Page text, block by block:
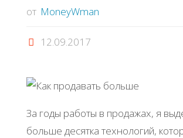
от MoneyWman
12.09.2017
За годы работы в продажах, я
больше десятка технологий,